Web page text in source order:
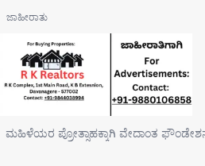
ಮಹಿಳೆಯರ ಪ್ರೋತ್ಸಾಹಕ್ಕಾಗಿ ವೇದಾಂತ